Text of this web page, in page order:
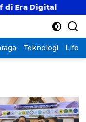
Digital
Teknologi